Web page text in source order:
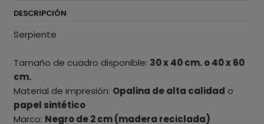
DESCRIPCIÓN
Serpiente
Tamaño de cuadro disponible: 30 x 40 cm. o 40 x 60
cm.
Material de impresión: Opalina de alta calidad o
papel sintético
Marco: Negro de 2 cm (madera reciclada)